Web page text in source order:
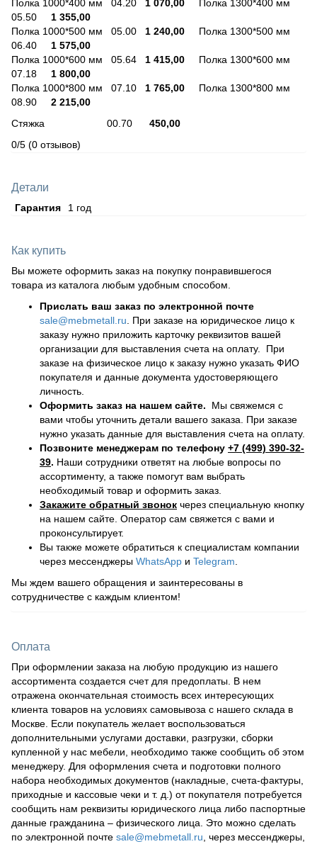
Полка 1000*400 мм 04.20 1 070,00
Полка 1300*400 мм
05.50 1 355,00
Полка 1000*500 мм 05.00 1 240,00 Полка 1300*500 мм
06.40 1 575,00
Полка 1000*600 мм 05.64 1 415,00 Полка 1300*600 мм
07.18 1 800,00
Полка 1000*800 мм 07.10 1 765,00 Полка 1300*800 мм
08.90 2 215,00
Стяжка 00.70 450,00
0/5 (0 отзывов)
Детали
Гарантия 1 год
Как купить
Вы можете оформить заказ на покупку понравившегося
товара из каталога любым удобным способом.
Прислать ваш заказ по электронной почте
sale@mebmetall.ru . При заказе на юридическое лицо к
заказу нужно приложить карточку реквизитов вашей
организации для выставления счета на оплату. При
заказе на физическое лицо к заказу нужно указать ФИО
покупателя и данные документа удостоверяющего
личность.
Оформить заказ на нашем сайте. Мы свяжемся с
вами чтобы уточнить детали вашего заказа. При заказе
нужно указать данные для выставления счета на оплату.
Позвоните менеджерам по телефону +7 (499) 390-32-
39. Наши сотрудники ответят на любые вопросы по
ассортименту, а также помогут вам выбрать
необходимый товар и оформить заказ.
Закажите обратный звонок через специальную кнопку
на нашем сайте. Оператор сам свяжется с вами и
проконсультирует.
Вы также можете обратиться к специалистам компании
через мессенджеры WhatsApp и Telegram
Мы ждем вашего обращения и заинтересованы в
сотрудничестве с каждым клиентом!
Оплата
При оформлении заказа на любую продукцию из нашего
ассортимента создается счет для предоплаты. В нем
отражена окончательная стоимость всех интересующих
клиента товаров на условиях самовывоза с нашего склада в
Москве. Если покупатель желает воспользоваться
дополнительными услугами доставки, разгрузки, сборки
купленной у нас мебели, необходимо также сообщить об этом
менеджеру. Для оформления счета и подготовки полного
набора необходимых документов (накладные, счета-фактуры,
приходные и кассовые чеки и т. д.) от покупателя потребуется
сообщить нам реквизиты юридического лица либо паспортные
данные гражданина – физического лица. Это можно сделать
по электронной почте sale@mebmetall.ru , через мессенджеры,